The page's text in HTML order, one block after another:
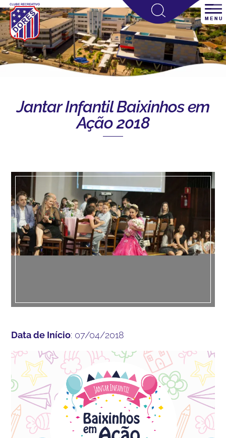
Jantar Infantil Baixinhos em
Ação 2018
Data de Início: 07/04/2018